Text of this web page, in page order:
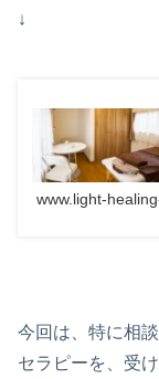
↓
www.light-
今回は、特に相
セラピーを、受